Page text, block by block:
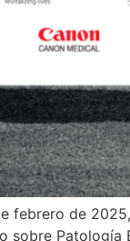
febrero de
sobre Patología